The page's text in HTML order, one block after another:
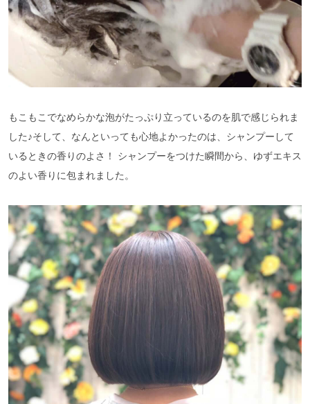
もこもこでなめらかな泡がたっぷり立っているのを肌で感じられま
した♪そして、なんといっても心地よかったのは、シャンプーして
いるときの香りのよさ！ シャンプーをつけた瞬間から、ゆずエキス
のよい香りに包まれました。